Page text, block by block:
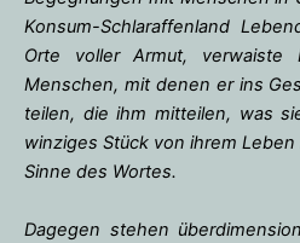
Konsum-Schlaraffenland
Orte voller Armut, verwaiste
Menschen, mit denen er ins
teilen, die ihm mitteilen, was
winziges Stück von ihrem
Sinne des Wortes.
Dagegen stehen